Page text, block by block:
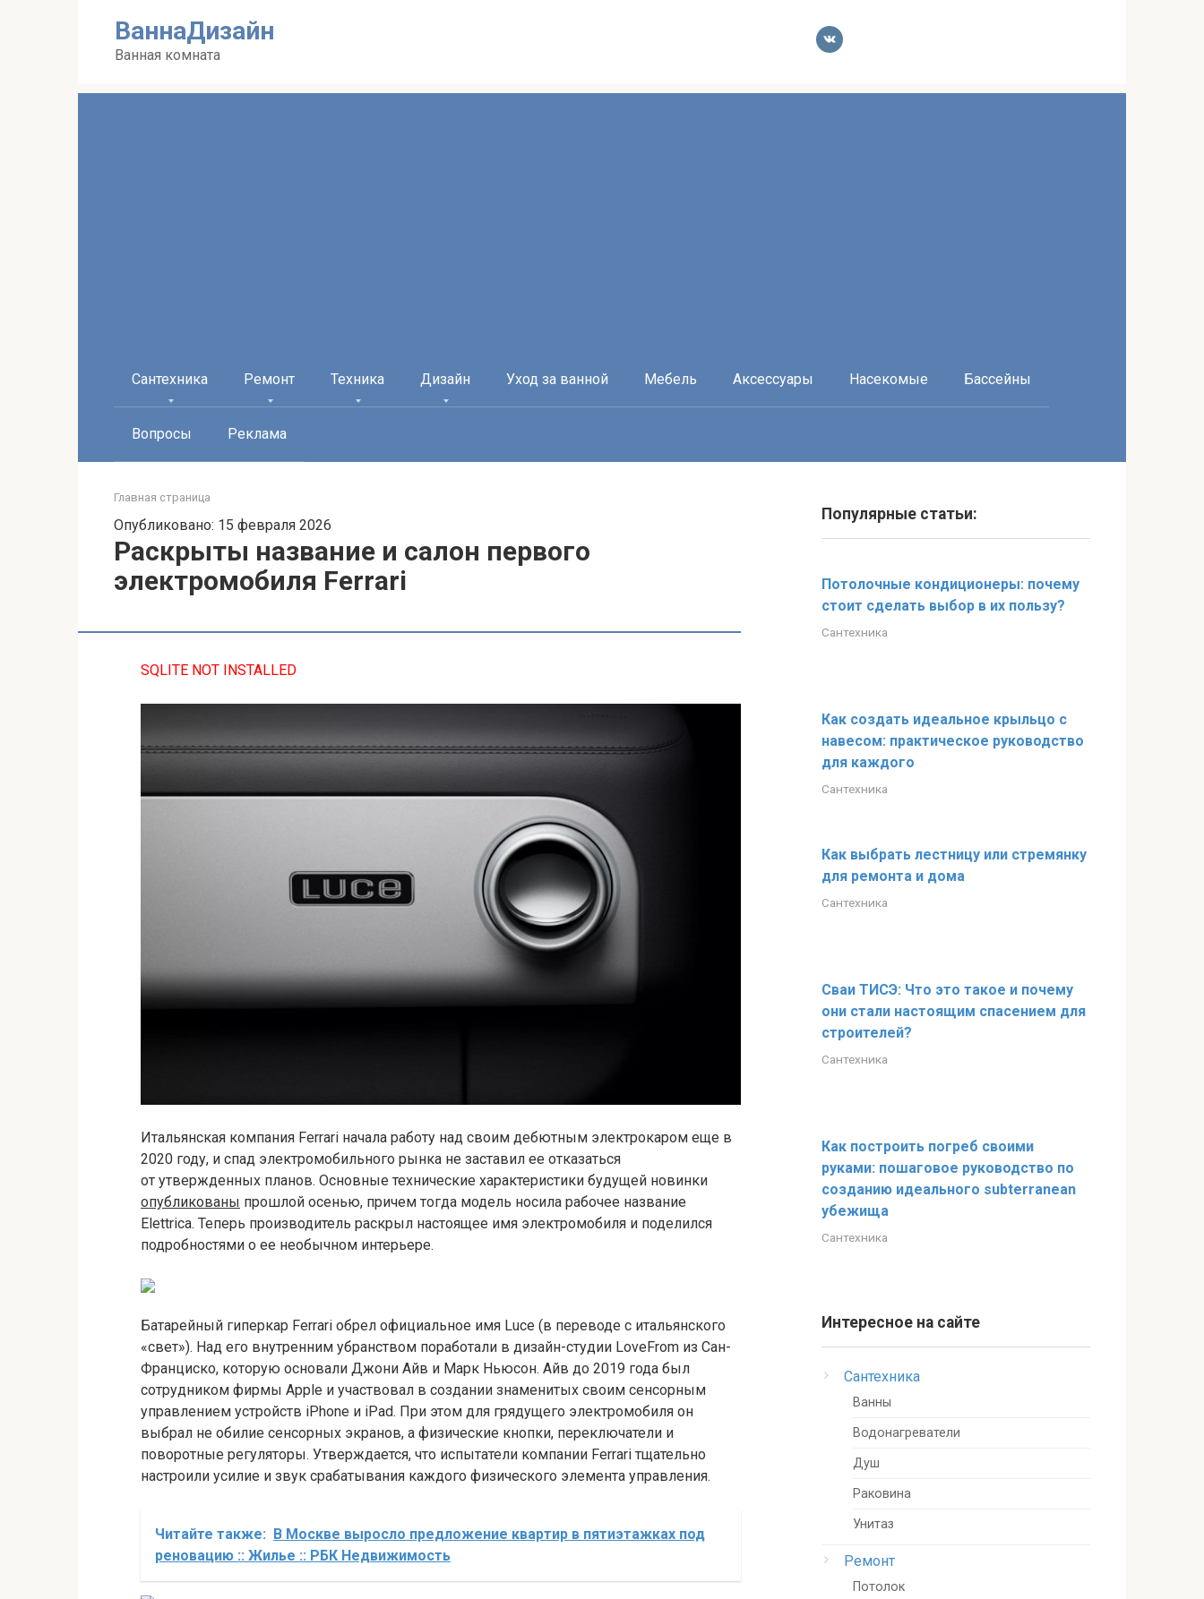
ВаннаДизайн
Ванная комната
Сантехника Ремонт Техника Дизайн Уход за ванной Мебель Аксессуары Насекомые Бассейны
Вопросы Реклама
Главная страница
Опубликовано: 15 февраля 2026
Раскрыты название и салон первого
электромобиля Ferrari
SQLITE NOT INSTALLED
Итальянская компания Ferrari начала работу над своим дебютным электрокаром еще в
2020 году, и спад электромобильного рынка не заставил ее отказаться
от утвержденных планов. Основные технические характеристики будущей новинки
опубликованы прошлой осенью, причем тогда модель носила рабочее название
Elettrica. Теперь производитель раскрыл настоящее имя электромобиля и поделился
подробностями о ее необычном интерьере.
Батарейный гиперкар Ferrari обрел официальное имя Luce (в переводе с итальянского
«свет»). Над его внутренним убранством поработали в дизайн-студии LoveFrom из Сан-
Франциско, которую основали Джони Айв и Марк Ньюсон. Айв до 2019 года был
сотрудником фирмы Apple и участвовал в создании знаменитых своим сенсорным
управлением устройств iPhone и iPad. При этом для грядущего электромобиля он
выбрал не обилие сенсорных экранов, а физические кнопки, переключатели и
поворотные регуляторы. Утверждается, что испытатели компании Ferrari тщательно
настроили усилие и звук срабатывания каждого физического элемента управления.
Читайте также: В Москве выросло предложение квартир в пятиэтажках под
реновацию :: Жилье :: РБК Недвижимость
Популярные статьи:
Потолочные кондиционеры: почему
стоит сделать выбор в их пользу?
Сантехника
Как создать идеальное крыльцо с
навесом: практическое руководство
для каждого
Сантехника
Как выбрать лестницу или стремянку
для ремонта и дома
Сантехника
Сваи ТИСЭ: Что это такое и почему
они стали настоящим спасением для
строителей?
Сантехника
Как построить погреб своими
руками: пошаговое руководство по
созданию идеального subterranean
убежища
Сантехника
Интересное на сайте
Сантехника
Ванны
Водонагреватели
Душ
Раковина
Унитаз
Ремонт
Потолок